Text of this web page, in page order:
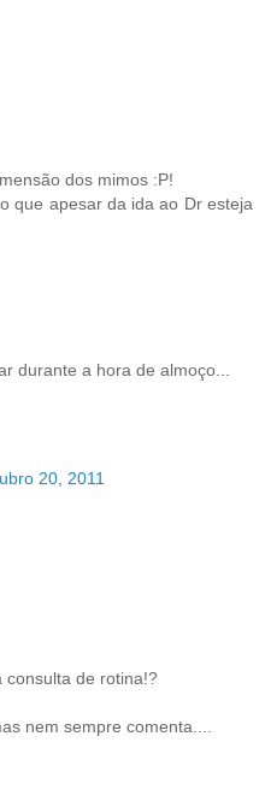
dos mimos :P!
que apesar da ida ao Dr esteja
durante a hora de almoço...
20, 2011
consulta de rotina!?
nem sempre comenta....